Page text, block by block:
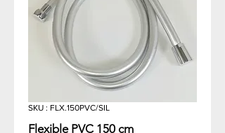
SKU : FLX.150PVC/SIL
Flexible PVC 150 cm